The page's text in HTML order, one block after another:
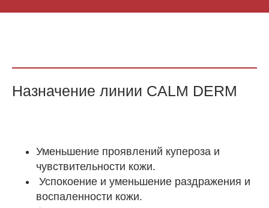
Назначение линии CALM DERM
Уменьшение проявлений купероза и
чувствительности кожи.
Успокоение и уменьшение раздражения и
воспаленности кожи.